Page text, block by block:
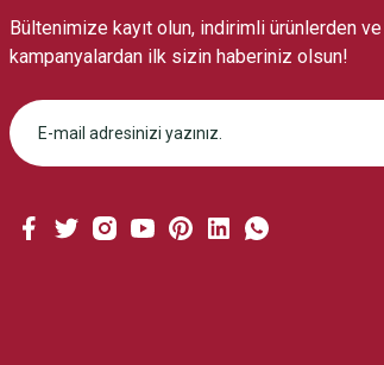
Bültenimize kayıt olun, indirimli ürünlerden ve
kampanyalardan ilk sizin haberiniz olsun!